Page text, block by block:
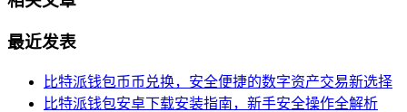
最近发表
比特派钱包币币兑换，安全便捷的数字资产交易新选择
比特派钱包安卓下载安装指南，新手安全操作全解析